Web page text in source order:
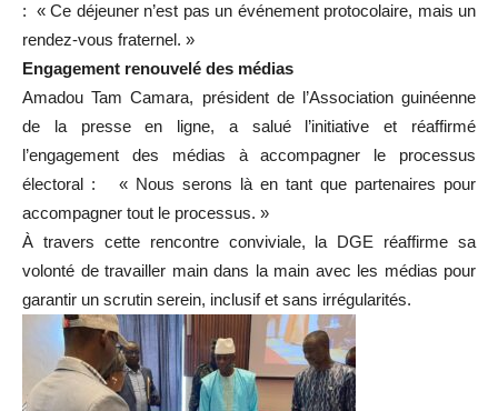
: « Ce déjeuner n’est pas un événement protocolaire, mais un
rendez-vous fraternel. »
Engagement renouvelé des médias
Amadou Tam Camara, président de l’Association guinéenne
de la presse en ligne, a salué l’initiative et réaffirmé
l’engagement des médias à accompagner le processus
électoral : « Nous serons là en tant que partenaires pour
accompagner tout le processus. »
À travers cette rencontre conviviale, la DGE réaffirme sa
volonté de travailler main dans la main avec les médias pour
garantir un scrutin serein, inclusif et sans irrégularités.